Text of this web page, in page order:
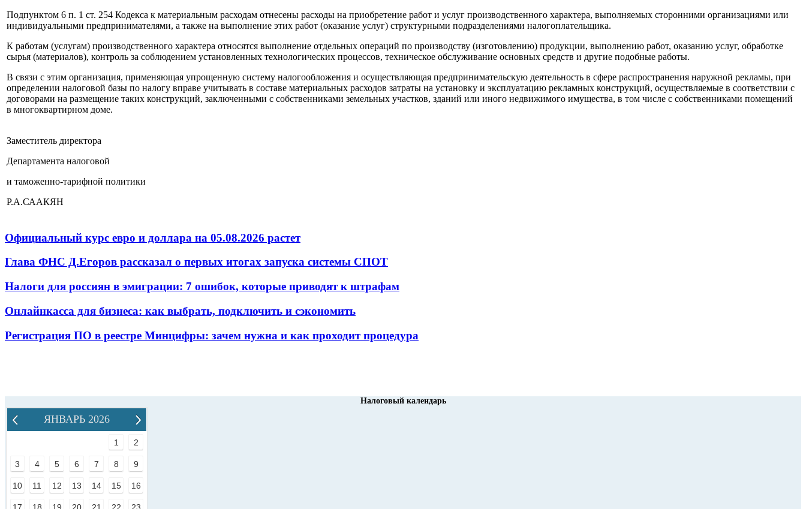
Подпунктом 6 п. 1 ст. 254 Кодекса к материальным расходам отнесены расходы на приобретение работ и услуг производственного характера, выполняемых сторонними организациями или
индивидуальными предпринимателями, а также на выполнение этих работ (оказание услуг) структурными подразделениями налогоплательщика.
К работам (услугам) производственного характера относятся выполнение отдельных операций по производству (изготовлению) продукции, выполнению работ, оказанию услуг, обработке
сырья (материалов), контроль за соблюдением установленных технологических процессов, техническое обслуживание основных средств и другие подобные работы.
В связи с этим организация, применяющая упрощенную систему налогообложения и осуществляющая предпринимательскую деятельность в сфере распространения наружной рекламы, при
определении налоговой базы по налогу вправе учитывать в составе материальных расходов затраты на установку и эксплуатацию рекламных конструкций, осуществляемые в соответствии с
договорами на размещение таких конструкций, заключенными с собственниками земельных участков, зданий или иного недвижимого имущества, в том числе с собственниками помещений
в многоквартирном доме.
Заместитель директора
Департамента налоговой
и таможенно-тарифной политики
Р.А.СААКЯН
Официальный курс евро и доллара на 05.08.2026 растет
Глава ФНС Д.Егоров рассказал о первых итогах запуска системы СПОТ
Налоги для россиян в эмиграции: 7 ошибок, которые приводят к штрафам
Онлайнкасса для бизнеса: как выбрать, подключить и сэкономить
Регистрация ПО в реестре Минцифры: зачем нужна и как проходит процедура
Налоговый календарь
ЯНВАРЬ 2026
1 2
3 4 5 6 7 8 9
10 11 12 13 14 15 16